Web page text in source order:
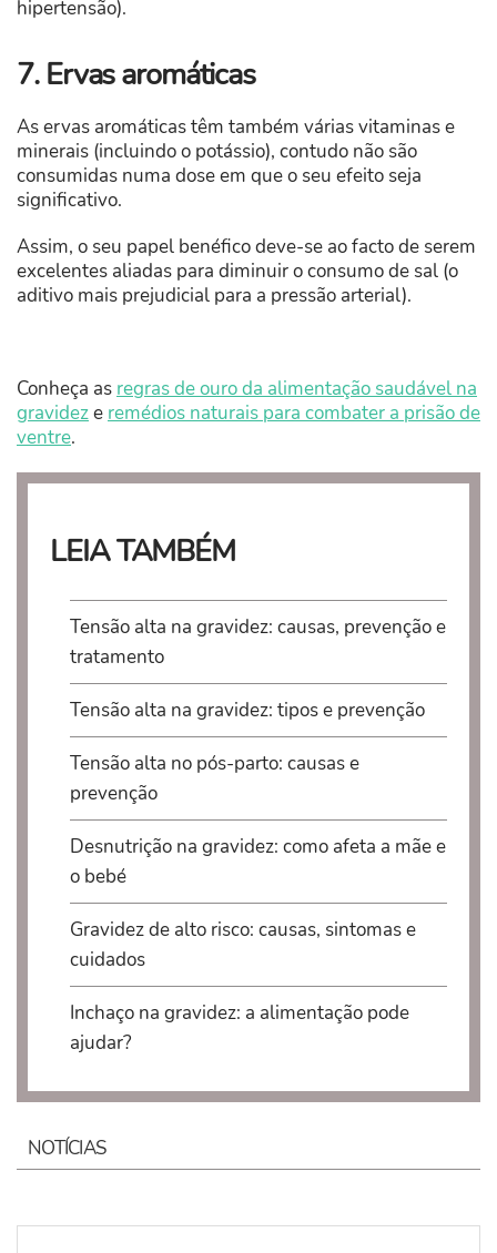
hipertensão).
7. Ervas aromáticas
As ervas aromáticas têm também várias vitaminas e
minerais (incluindo o potássio), contudo não são
consumidas numa dose em que o seu efeito seja
significativo.
Assim, o seu papel benéfico deve-se ao facto de serem
excelentes aliadas para diminuir o consumo de sal (o
aditivo mais prejudicial para a pressão arterial).
Conheça as regras de ouro da alimentação saudável na
gravideze remédios naturais para combater a prisão de
ventre.
LEIA TAMBÉM
Tensão alta na gravidez: causas, prevenção e
tratamento
Tensão alta na gravidez: tipos e prevenção
Tensão alta no pós-parto: causas e
prevenção
Desnutrição na gravidez: como afeta a mãe e
o bebé
Gravidez de alto risco: causas, sintomas e
cuidados
Inchaço na gravidez: a alimentação pode
ajudar?
NOTÍCIAS